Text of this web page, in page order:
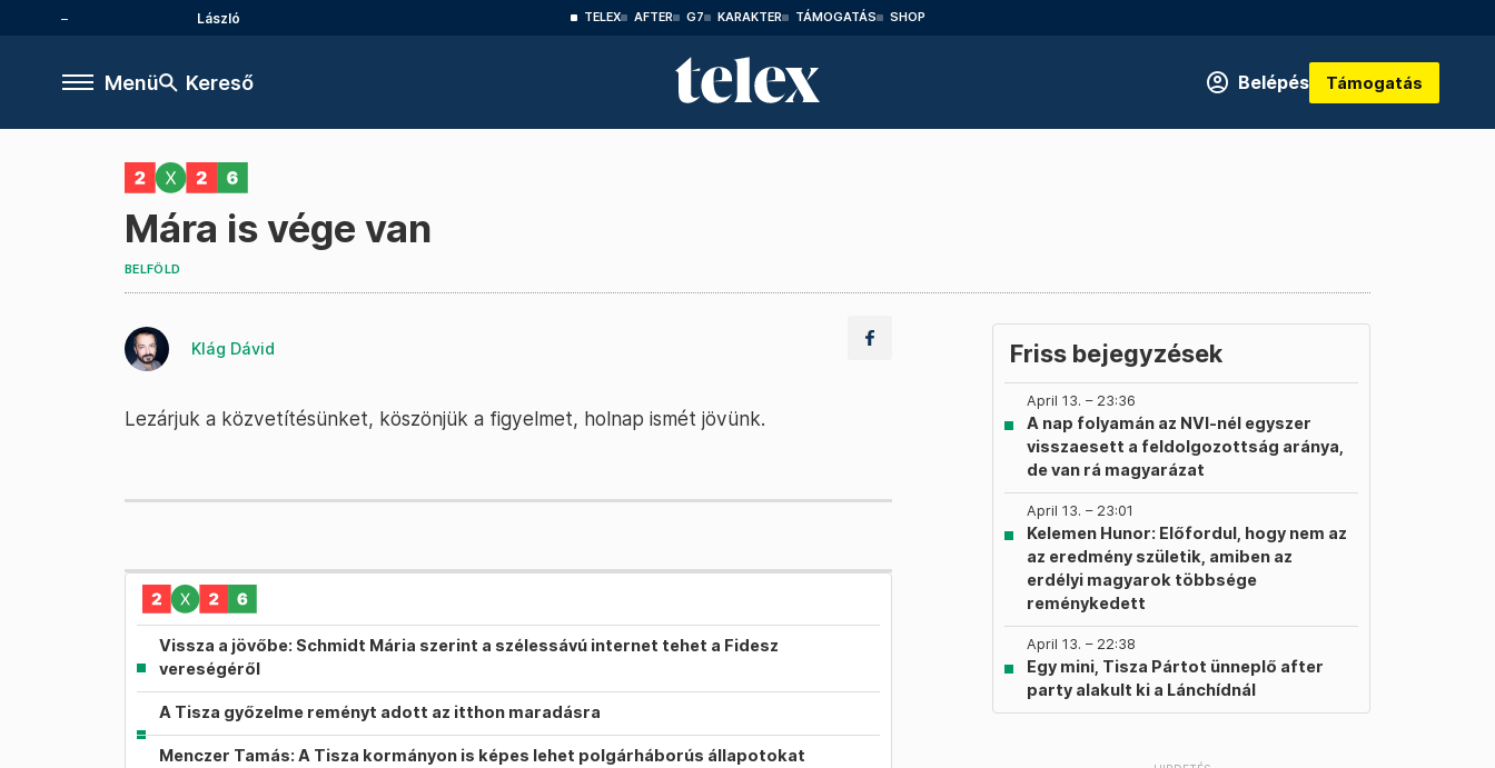
László TELEX AFTER G7 KARAKTER TÁMOGATÁS SHOP
Menü Kereső Belépés Támogatás
Mára is vége van
BELFÖLD
Klág Dávid
Lezárjuk a közvetítésünket, köszönjük a figyelmet, holnap ismét jövünk.
Vissza a jövőbe: Schmidt Mária szerint a szélessávú internet tehet a Fidesz
vereségéről
A Tisza győzelme reményt adott az itthon maradásra
Menczer Tamás: A Tisza kormányon is képes lehet polgárháborús állapotokat
Friss bejegyzések
April 13. – 23:36
A nap folyamán az NVI-nél egyszer
visszaesett a feldolgozottság aránya,
de van rá magyarázat
April 13. – 23:01
Kelemen Hunor: Előfordul, hogy nem az
az eredmény születik, amiben az
erdélyi magyarok többsége
reménykedett
April 13. – 22:38
Egy mini, Tisza Pártot ünneplő after
party alakult ki a Lánchídnál